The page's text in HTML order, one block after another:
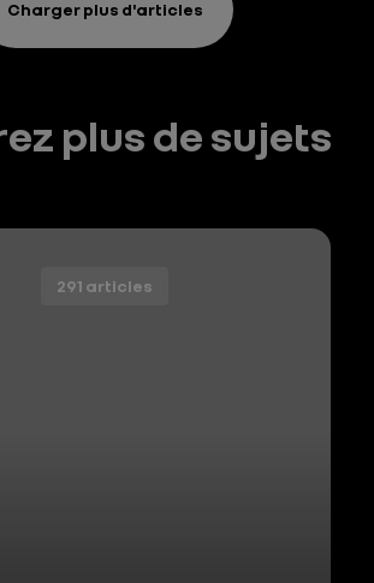
Charger plus d'articles
plus de sujets
291 articles